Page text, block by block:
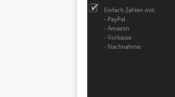
Einfach Zahlen mit:
- PayPal
- Amazon
- Vorkasse
- Nachnahme